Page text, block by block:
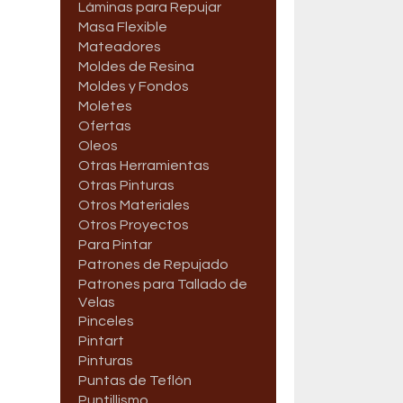
Láminas para Repujar
Masa Flexible
Mateadores
Moldes de Resina
Moldes y Fondos
Moletes
Ofertas
Oleos
Otras Herramientas
Otras Pinturas
Otros Materiales
Otros Proyectos
Para Pintar
Patrones de Repujado
Patrones para Tallado de
Velas
Pinceles
Pintart
Pinturas
Puntas de Teflón
Puntillismo